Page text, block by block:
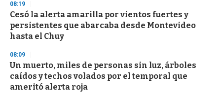
d
s
o
f
3
s
e
c
o
n
08:19
Cesó la alerta amarilla por vientos fuertes y
persistentes que abarcaba desde Montevideo
hasta el Chuy
08:09
Un muerto, miles de personas sin luz, árboles
caídos y techos volados por el temporal que
ameritó alerta roja